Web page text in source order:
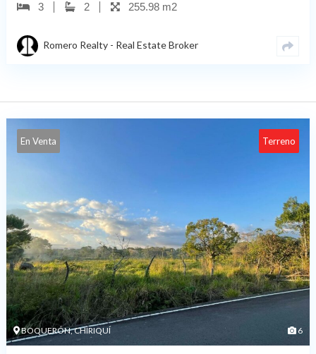
3 2 255.98 m2
Romero Realty - Real Estate Broker
En Venta Terreno
BOQUERÓN, CHIRIQUÍ 6